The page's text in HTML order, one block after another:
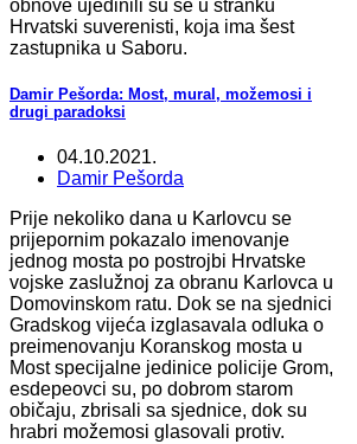
obnove ujedinili su se u stranku
Hrvatski suverenisti, koja ima šest
zastupnika u Saboru.
Damir Pešorda: Most, mural, možemosi i
drugi paradoksi
04.10.2021.
Damir Pešorda
Prije nekoliko dana u Karlovcu se
prijepornim pokazalo imenovanje
jednog mosta po postrojbi Hrvatske
vojske zaslužnoj za obranu Karlovca u
Domovinskom ratu. Dok se na sjednici
Gradskog vijeća izglasavala odluka o
preimenovanju Koranskog mosta u
Most specijalne jedinice policije Grom,
esdepeovci su, po dobrom starom
običaju, zbrisali sa sjednice, dok su
hrabri možemosi glasovali protiv.